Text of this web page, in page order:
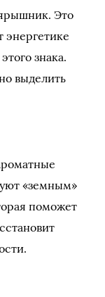
Это
энергетике
знака.
выделить
«земным»
поможет